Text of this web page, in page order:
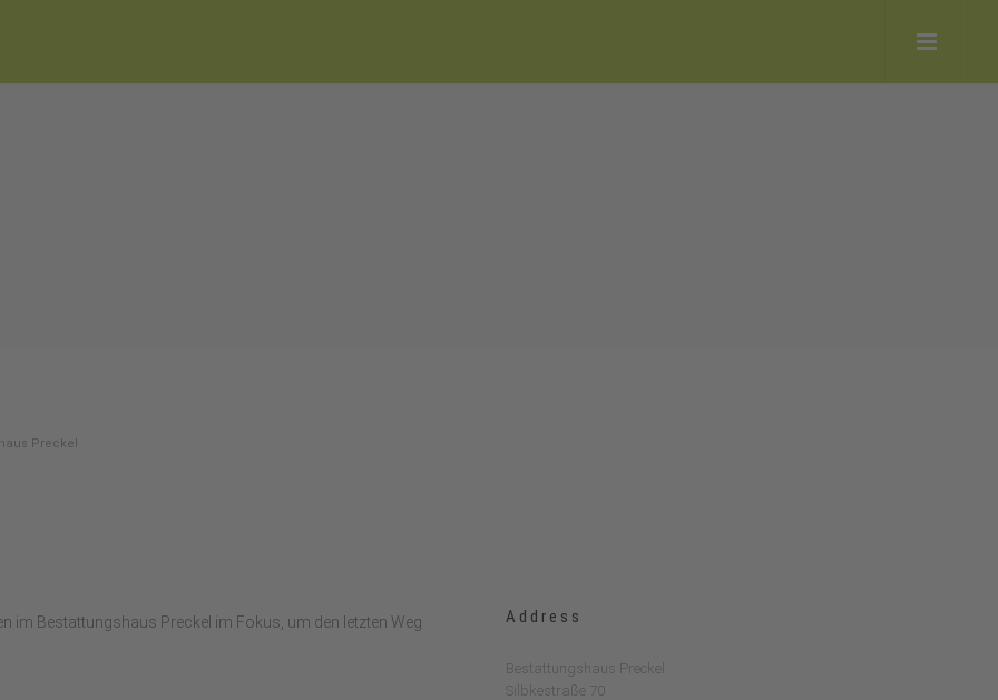
Preckel
im Bestattungshaus Preckel im Fokus, um den letzten Weg Address
Bestattungshaus Preckel
Silbkestraße 70